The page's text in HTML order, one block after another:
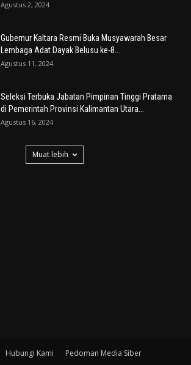
Agustus 2, 2024
Gubernur Kaltara Resmi Buka Musyawarah Besar
Lembaga Adat Dayak Belusu ke-8...
Agustus 11, 2024
Seleksi Terbuka Jabatan Pimpinan Tinggi Pratama
di Pemerintah Provinsi Kalimantan Utara...
Agustus 16, 2024
Muat lebih
Hubungi Kami Pedoman Media Siber